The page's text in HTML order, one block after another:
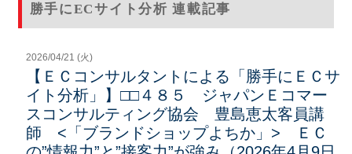
勝手にECサイト分析 連載記事
2026/04/21 (火)
【ＥＣコンサルタントによる「勝手にＥＣサ
イト分析」】□□４８５ ジャパンＥコマー
スコンサルティング協会 豊島恵太客員講
師 <「ブランドショップよちか」> ＥＣ